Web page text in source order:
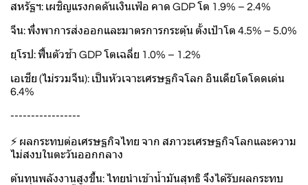
สหรัฐฯ: เผชิญแรงกดดันเงินเฟ้อ คาด GDP โต 1.9% – 2.4%
จีน: พึ่งพาการส่งออกและมาตรการกระตุ้น ตั้งเป้าโต 4.5% – 5.0%
ยุโรป: ฟื้นตัวช้า GDP โตเฉลี่ย 1.0% – 1.2%
เอเชีย (ไม่รวมจีน): เป็นหัวเจาะเศรษฐกิจโลก อินเดียโตโดดเด่น
6.4%
-----------------
⚡ ผลกระทบต่อเศรษฐกิจไทย จาก สภาวะเศรษฐกิจโลกและความ
ไม่สงบในตะวันออกกลาง
ต้นทุนพลังงานสูงขึ้น: ไทยนำเข้าน้ำมันสุทธิ จึงได้รับผลกระทบ